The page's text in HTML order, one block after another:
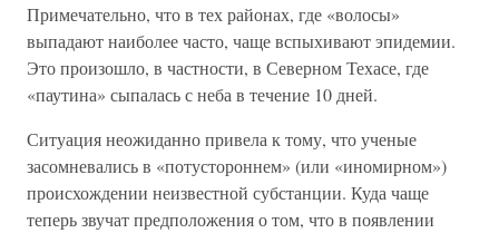
Примечательно, что в тех районах, где «волосы»
выпадают наиболее часто, чаще вспыхивают эпидемии.
Это произошло, в частности, в Северном Техасе, где
«паутина» сыпалась с неба в течение 10 дней.
Ситуация неожиданно привела к тому, что ученые
засомневались в «потустороннем» (или «иномирном»)
происхождении неизвестной субстанции. Куда чаще
теперь звучат предположения о том, что в появлении